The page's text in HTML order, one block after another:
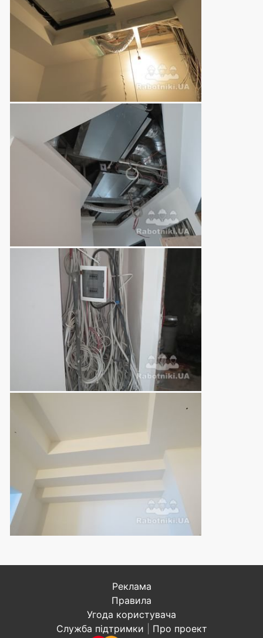
Реклама
Правила
Угода користувача
Служба підтримки
Про проект